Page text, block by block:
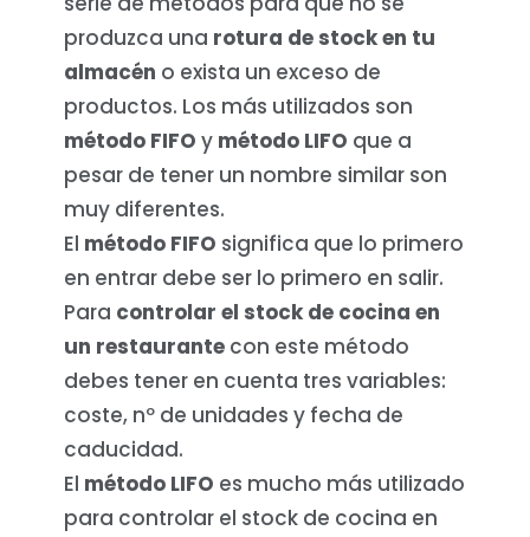
produzca una rotura de stock en tu
almacén o exista un exceso de
productos. Los más utilizados son
método FIFO y método LIFO que a
pesar de tener un nombre similar son
muy diferentes.
El método FIFO significa que lo primero
en entrar debe ser lo primero en salir.
Para controlar el stock de cocina en
un restaurante con este método
debes tener en cuenta tres variables:
coste, nº de unidades y fecha de
caducidad.
El método LIFO es mucho más utilizado
para controlar el stock de cocina en